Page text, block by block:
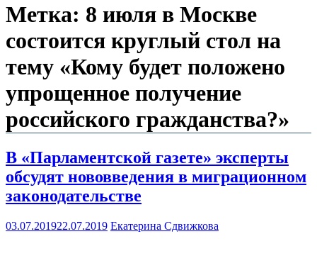
Метка: 8 июля в Москве
состоится круглый стол на
тему «Кому будет положено
упрощенное получение
российского гражданства?»
В «Парламентской газете» эксперты
обсудят нововведения в миграционном
законодательстве
03.07.201922.07.2019 Екатерина Сдвижкова